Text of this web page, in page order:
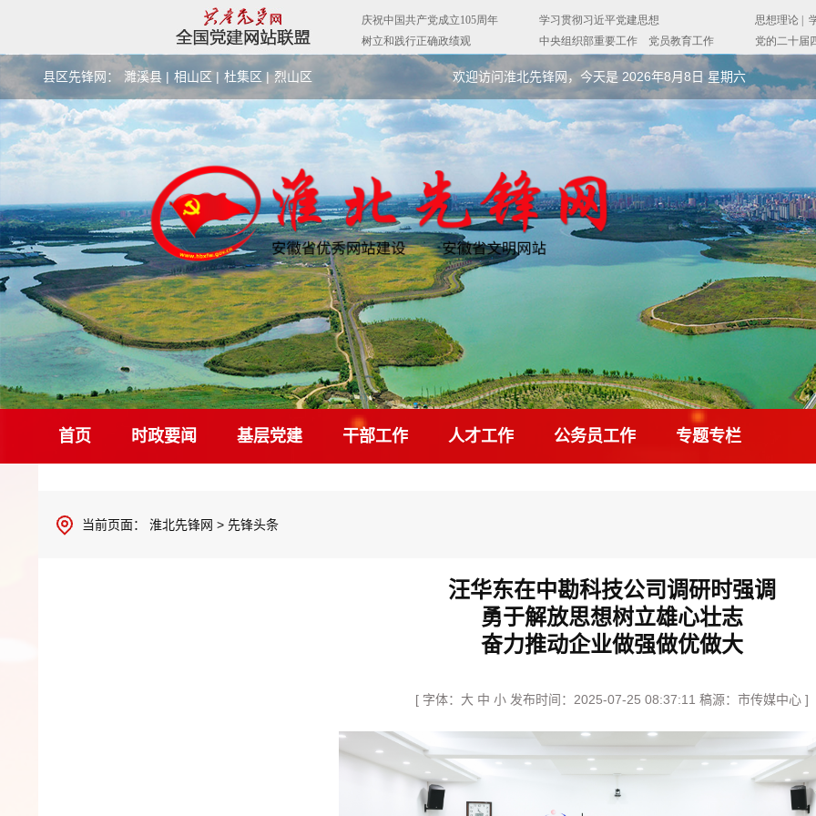
县区先锋网： 濉溪县 | 相山区 | 杜集区 | 烈山区 欢迎访问淮北先锋网，今天是 2026年8月8日 星期六
首页 时政要闻 基层党建 干部工作 人才工作 公务员工作 专题专栏
当前页面： 淮北先锋网 > 先锋头条
汪华东在中勘科技公司调研时强调
勇于解放思想树立雄心壮志
奋力推动企业做强做优做大
[ 字体： 大 中 小 发布时间：2025-07-25 08:37:11 稿源：市传媒中心 ]